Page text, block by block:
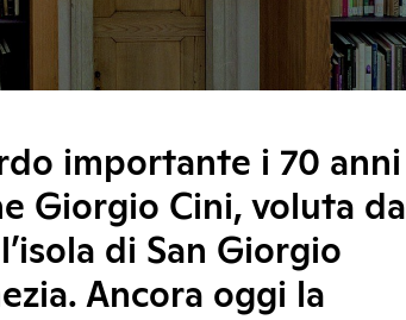
importante i 70 anni
Giorgio Cini, voluta da
di San Giorgio
Ancora oggi la